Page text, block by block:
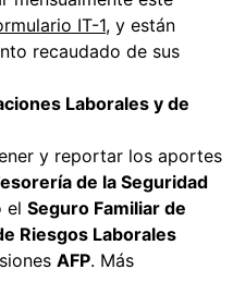
IT-1, y están
recaudado de sus
Laborales y de
y reportar los aportes
de la Seguridad
el Seguro Familiar de
Riesgos Laborales
AFP. Más